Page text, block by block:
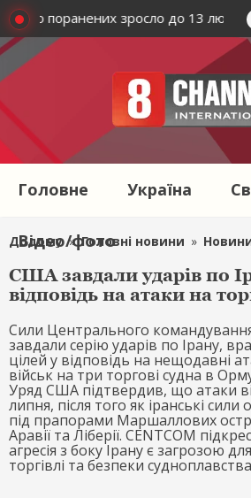
поранених зросло до 13 людей
Головне Україна
Відео/фото
Додому » Головні новини »
США завдали ударів по
відповідь на атаки на
Сили Центрального
завдали серію ударів по Ірану,
цілей у відповідь на нещодавні
військ на три торгові судна в
Уряд США підтвердив, що атаки
липня, після того як іранські сили
під прапорами Маршаллових
Аравії та Ліберії. CENTCOM
агресія з боку Ірану є загрозою
торгівлі та безпеки